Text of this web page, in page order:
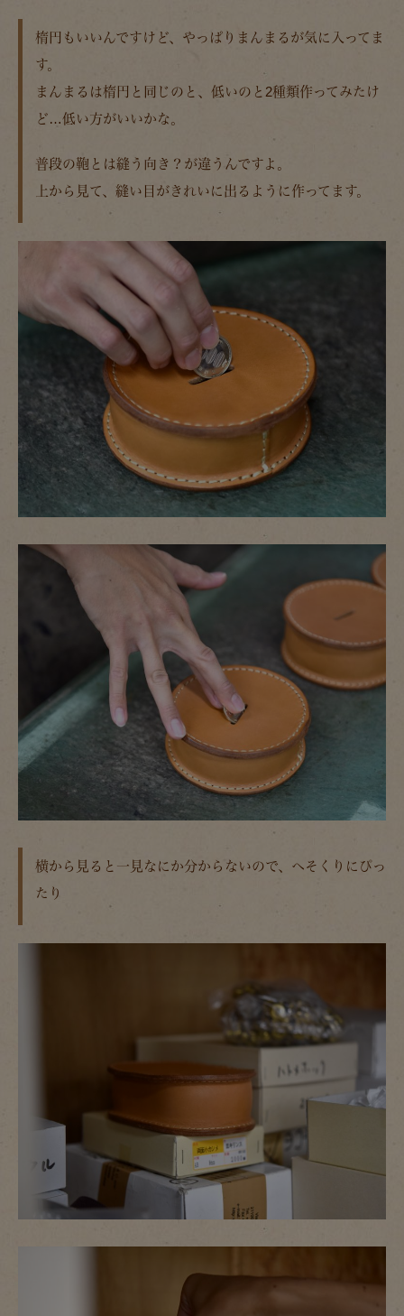
楕円もいいんですけど、やっぱりまんまるが気に入ってま
す。
まんまるは楕円と同じのと、低いのと2種類作ってみたけ
ど…低い方がいいかな。
普段の鞄とは縫う向き？が違うんですよ。
上から見て、縫い目がきれいに出るように作ってます。
横から見ると一見なにか分からないので、へそくりにぴっ
たり